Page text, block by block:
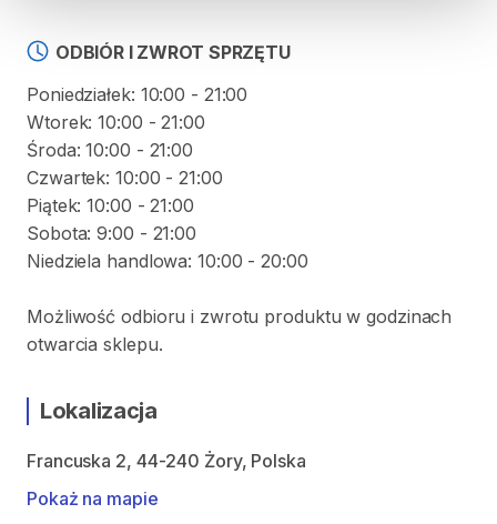
ODBIÓR I ZWROT SPRZĘTU
Poniedziałek: 10:00 - 21:00
Wtorek: 10:00 - 21:00
Środa: 10:00 - 21:00
Czwartek: 10:00 - 21:00
Piątek: 10:00 - 21:00
Sobota: 9:00 - 21:00
Niedziela handlowa: 10:00 - 20:00
Możliwość odbioru i zwrotu produktu w godzinach
otwarcia sklepu.
Lokalizacja
Francuska 2, 44-240 Żory, Polska
Pokaż na mapie